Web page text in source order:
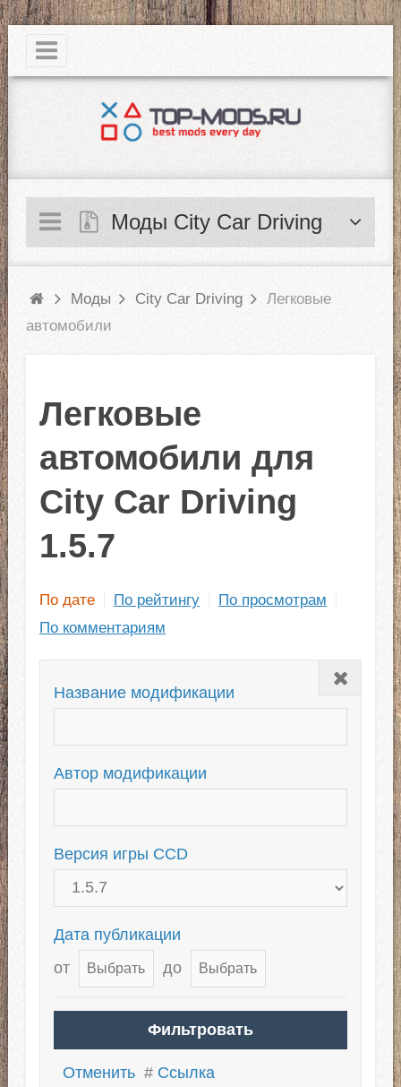
|
Моды City Car Driving
Моды City Car Driving
Легковые
автомобили
Легковые
автомобили для
City Car Driving
1.5.7
По дате По рейтингу
По просмотрам
По комментариям
Закрыть
Название модификации
Автор модификации
Версия игры CCD
Дата публикации
от
до
Отменить # Ссылка